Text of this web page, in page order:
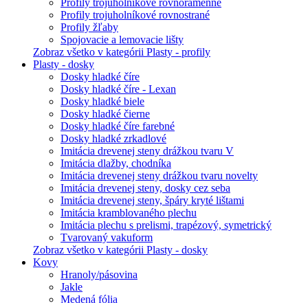
Profily trojuholníkové rovnoramenné
Profily trojuholníkové rovnostrané
Profily žľaby
Spojovacie a lemovacie lišty
Zobraz všetko v kategórii Plasty - profily
Plasty - dosky
Dosky hladké číre
Dosky hladké číre - Lexan
Dosky hladké biele
Dosky hladké čierne
Dosky hladké číre farebné
Dosky hladké zrkadlové
Imitácia drevenej steny drážkou tvaru V
Imitácia dlažby, chodníka
Imitácia drevenej steny drážkou tvaru novelty
Imitácia drevenej steny, dosky cez seba
Imitácia drevenej steny, špáry kryté lištami
Imitácia kramblovaného plechu
Imitácia plechu s prelismi, trapézový, symetrický
Tvarovaný vakuform
Zobraz všetko v kategórii Plasty - dosky
Kovy
Hranoly/pásovina
Jakle
Medená fólia